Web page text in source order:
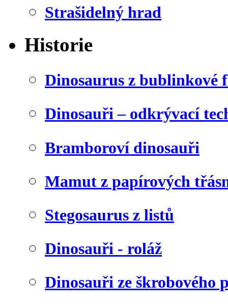
Strašidelný hrad
Historie
Dinosaurus z bublinkové
Dinosauři – odkrývací
Bramboroví dinosauři
Mamut z papírových
Stegosaurus z listů
Dinosauři - roláž
Dinosauři ze škrobového